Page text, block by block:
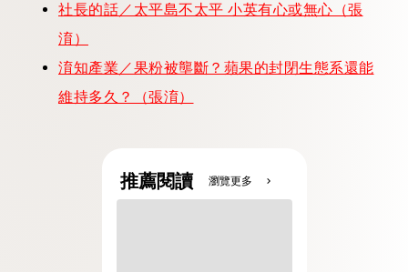
社長的話／太平島不太平 小英有心或無心（張
淯）
淯知產業／果粉被壟斷？蘋果的封閉生態系還能
維持多久？（張淯）
推薦閱讀 瀏覽更多 chevron_right